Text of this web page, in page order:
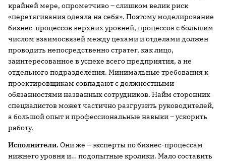
крайней мере, опрометчиво – слишком велик риск
«перетягивания одеяла на себя». Поэтому моделирование
бизнес-процессов верхних уровней, процессов с большим
числом взаимосвязей между цехами и отделами должен
проводить непосредственно стратег, как лицо,
заинтересованное в успехе всего предприятия, а не
отдельного подразделения. Минимальные требования к
проектировщикам совпадают с должностными
обязанностями названных сотрудников. Найм сторонних
специалистов может частично разгрузить руководителей,
а большой опыт и профессиональные навыки – ускорить
работу.
Исполнители. Они же – эксперты по бизнес-процессам
нижнего уровня и… подопытные кролики. Мало составить